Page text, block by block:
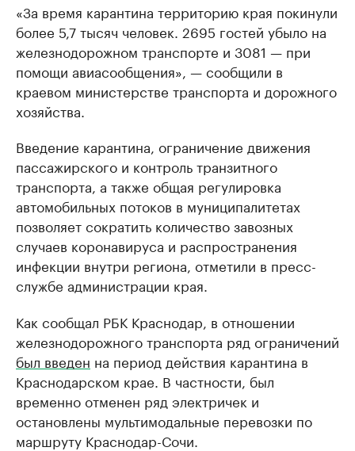
«За время карантина территорию края покинули
более 5,7 тысяч человек. 2695 гостей убыло на
железнодорожном транспорте и 3081 — при
помощи авиасообщения», — сообщили в
краевом министерстве транспорта и дорожного
хозяйства.
Введение карантина, ограничение движения
пассажирского и контроль транзитного
транспорта, а также общая регулировка
автомобильных потоков в муниципалитетах
позволяет сократить количество завозных
случаев коронавируса и распространения
инфекции внутри региона, отметили в пресс-
службе администрации края.
Как сообщал РБК Краснодар, в отношении
железнодорожного транспорта ряд ограничений
был введен на период действия карантина в
Краснодарском крае. В частности, был
временно отменен ряд электричек и
остановлены мультимодальные перевозки по
маршруту Краснодар-Сочи.